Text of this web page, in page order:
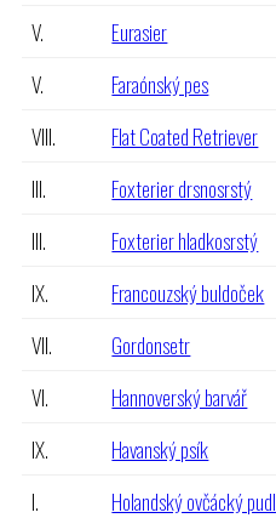
V.
Eurasier
V.
Faraónský pes
VIII.
Flat Coated Retriever
III.
Foxterier drsnosrstý
III.
Foxterier hladkosrstý
IX.
Francouzský buldoček
VII.
Gordonsetr
VI.
Hannoverský barvář
IX.
Havanský psík
I.
Holandský ovčácký pudl